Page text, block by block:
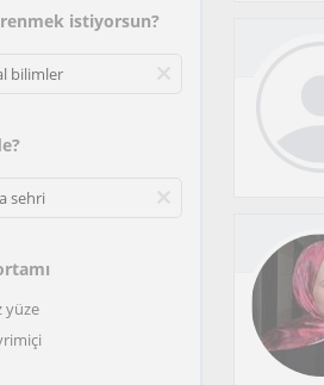
istiyorsun?
yüze